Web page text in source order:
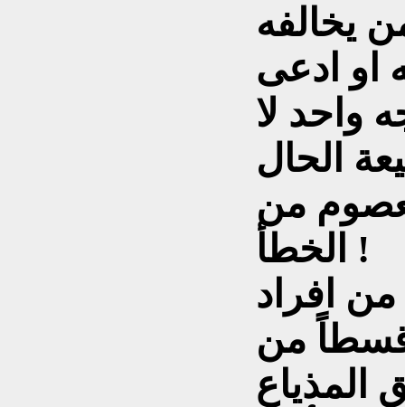
يخالفه
او ادعى
واحد لا
الحال
من
الخطأ !
من افراد
قسطاً من
المذياع